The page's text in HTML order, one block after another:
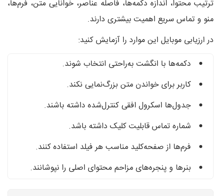
ترتیب محتوا، اندازه دکمه‌ها، فاصله عناصر، خوانایی متن، فرم‌ها،
منو و تماس سریع اهمیت بیشتری دارند.
در ارزیابی موبایل این موارد را آزمایش کنید:
دکمه‌ها با انگشت به‌راحتی انتخاب شوند.
کاربر برای خواندن متن بزرگ‌نمایی نکند.
جدول‌ها اسکرول افقی کنترل‌شده داشته باشند.
شماره تماس قابلیت کلیک داشته باشد.
فرم‌ها از صفحه‌کلید مناسب هر فیلد استفاده کنند.
بنرها و پنجره‌های مزاحم محتوای اصلی را نپوشانند.